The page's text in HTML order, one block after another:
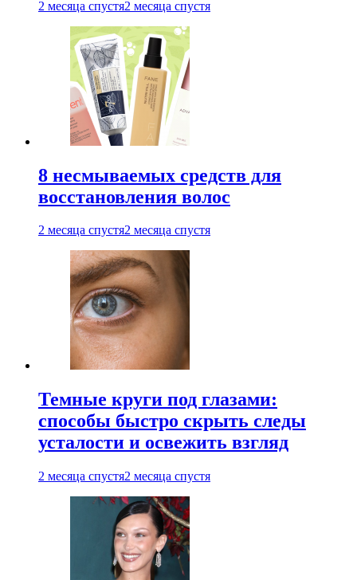
2 месяца спустя2 месяца спустя
8 несмываемых средств для
восстановления волос
2 месяца спустя2 месяца спустя
Темные круги под глазами:
способы быстро скрыть следы
усталости и освежить взгляд
2 месяца спустя2 месяца спустя